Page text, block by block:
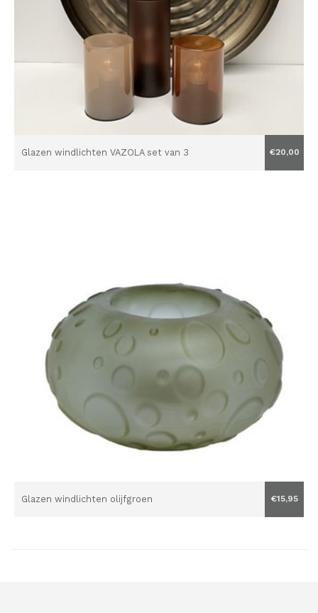
Glazen windlichten VAZOLA set van 3 €20,00
Glazen windlichten olijfgroen €15,95